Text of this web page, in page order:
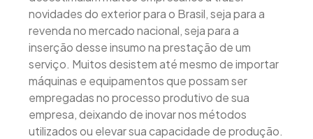
novidades do exterior para o Brasil, seja para a
revenda no mercado nacional, seja para a
inserção desse insumo na prestação de um
serviço. Muitos desistem até mesmo de importar
máquinas e equipamentos que possam ser
empregadas no processo produtivo de sua
empresa, deixando de inovar nos métodos
utilizados ou elevar sua capacidade de produção.